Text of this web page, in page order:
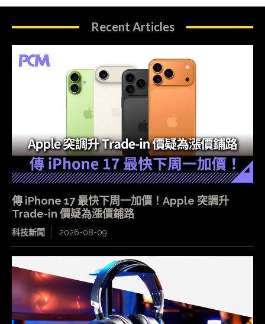
Recent Articles
傳 iPhone 17 最快下周一加價！Apple 突調升
Trade-in 價疑為漲價鋪路
科技新聞 2026-08-09